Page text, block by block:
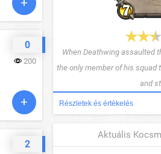
0
200
2
When Deathwing assaulted
the only member of his squad
and
Részletek és értékelés
Aktuális